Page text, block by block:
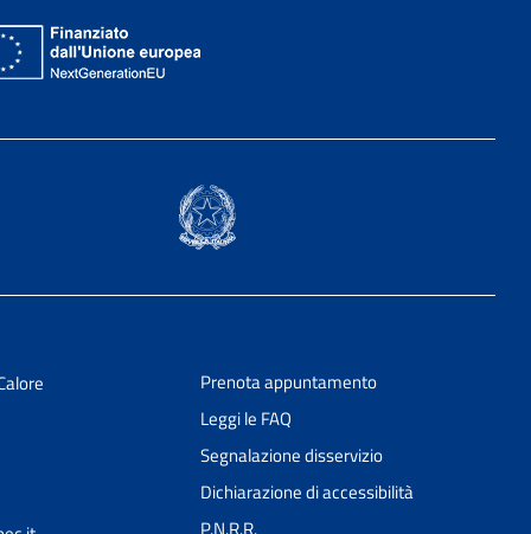
Prenota appuntamento
Leggi le FAQ
Segnalazione disservizio
Dichiarazione di accessibilità
P.N.R.R.